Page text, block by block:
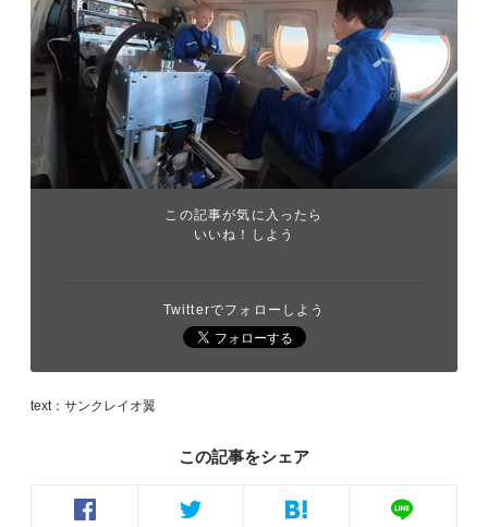
この記事が気に入ったら
いいね！しよう
Twitterでフォローしよう
text：サンクレイオ翼
この記事をシェア